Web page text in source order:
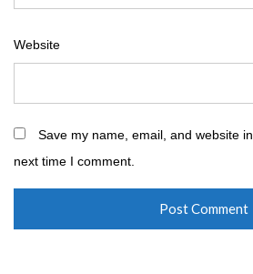
Website
Save my name, email, and website
next time I comment.